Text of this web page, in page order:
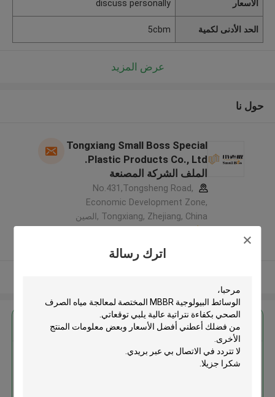
اترك رسالة
الأسعار discuss personally
الحد الأدنى لكمية 5cbm
عرض المزيد
حول نا
Tongxiang Small Boss Special
Plastic Products Co., Ltd.
الملف الشركة المصنعة
No.431,Tongsheng Road,
Economic Development Zone,
Tongxiang, Zhejiang, China ,الصين
احصل على افضل سعر ل